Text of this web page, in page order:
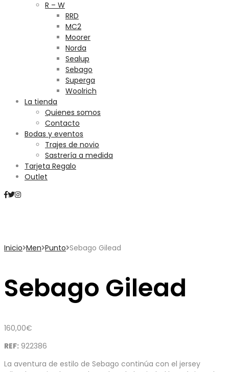
R – W
RRD
MC2
Moorer
Norda
Sealup
Sebago
Superga
Woolrich
La tienda
Quienes somos
Contacto
Bodas y eventos
Trajes de novio
Sastrería a medida
Tarjeta Regalo
Outlet
Inicio Men Punto Sebago Gilead
Sebago Gilead
160,00€
REF: 922386
La aventura de estilo de Sebago continúa con el jersey